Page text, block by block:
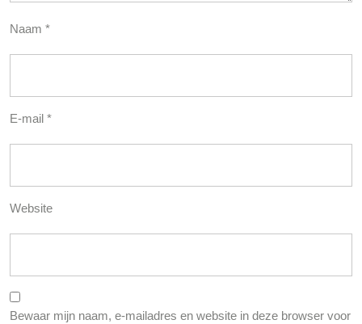
Naam *
E-mail *
Website
Bewaar mijn naam, e-mailadres en website in deze browser voor